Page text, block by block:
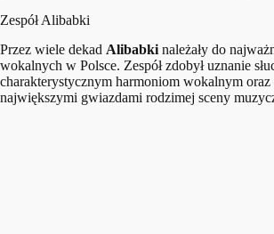
Zespół Alibabki
Przez wiele dekad Alibabki należały do
wokalnych w Polsce. Zespół zdobył uznanie
charakterystycznym harmoniom wokalnym oraz
największymi gwiazdami rodzimej sceny